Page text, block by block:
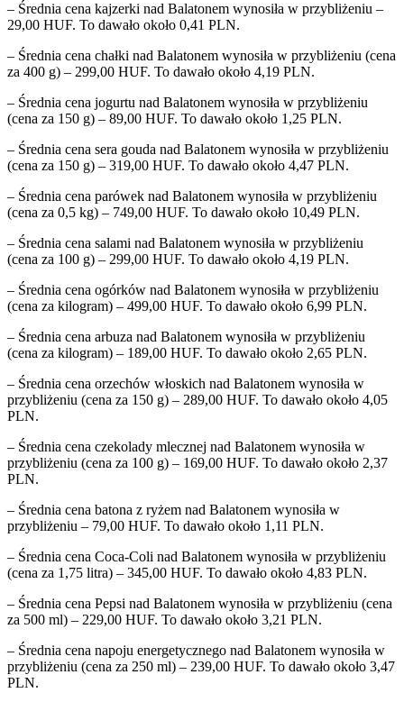
– Średnia cena kajzerki nad Balatonem wynosiła w przybliżeniu –
29,00 HUF. To dawało około 0,41 PLN.
– Średnia cena chałki nad Balatonem wynosiła w przybliżeniu (cena
za 400 g) – 299,00 HUF. To dawało około 4,19 PLN.
– Średnia cena jogurtu nad Balatonem wynosiła w przybliżeniu
(cena za 150 g) – 89,00 HUF. To dawało około 1,25 PLN.
– Średnia cena sera gouda nad Balatonem wynosiła w przybliżeniu
(cena za 150 g) – 319,00 HUF. To dawało około 4,47 PLN.
– Średnia cena parówek nad Balatonem wynosiła w przybliżeniu
(cena za 0,5 kg) – 749,00 HUF. To dawało około 10,49 PLN.
– Średnia cena salami nad Balatonem wynosiła w przybliżeniu
(cena za 100 g) – 299,00 HUF. To dawało około 4,19 PLN.
– Średnia cena ogórków nad Balatonem wynosiła w przybliżeniu
(cena za kilogram) – 499,00 HUF. To dawało około 6,99 PLN.
– Średnia cena arbuza nad Balatonem wynosiła w przybliżeniu
(cena za kilogram) – 189,00 HUF. To dawało około 2,65 PLN.
– Średnia cena orzechów włoskich nad Balatonem wynosiła w
przybliżeniu (cena za 150 g) – 289,00 HUF. To dawało około 4,05
PLN.
– Średnia cena czekolady mlecznej nad Balatonem wynosiła w
przybliżeniu (cena za 100 g) – 169,00 HUF. To dawało około 2,37
PLN.
– Średnia cena batona z ryżem nad Balatonem wynosiła w
przybliżeniu – 79,00 HUF. To dawało około 1,11 PLN.
– Średnia cena Coca-Coli nad Balatonem wynosiła w przybliżeniu
(cena za 1,75 litra) – 345,00 HUF. To dawało około 4,83 PLN.
– Średnia cena Pepsi nad Balatonem wynosiła w przybliżeniu (cena
za 500 ml) – 229,00 HUF. To dawało około 3,21 PLN.
– Średnia cena napoju energetycznego nad Balatonem wynosiła w
przybliżeniu (cena za 250 ml) – 239,00 HUF. To dawało około 3,47
PLN.